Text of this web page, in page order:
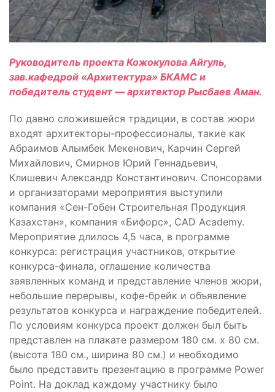
Руководитель проекта Кожокулова Айгуль,
зав.кафедрой «Архитектура» БКАМС и
победитель студент — архитектор Рысбаев Аман.
По давно сложившейся традиции, в состав жюри
входят архитекторы-профессионалы, такие как
Абраимов Алымбек Мекенович, Карчин Сергей
Михайлович, Смирнов Юрий Геннадьевич,
Клишевич Александр Константинович. Спонсорами
и организаторами мероприятия выступили
компания «Сен-Гобен Строительная Продукция
Казахстан», компания «Бифорс», CAD Academy.
Мероприятие длилось 4,5 часа, в программе
конкурса: регистрация участников, открытие
конкурса-финала, оглашение количества
заявленных команд и представление членов жюри,
небольшие перерывы, кофе-брейк и объявление
результатов конкурса и награждение победителей.
По условиям конкурса проект должен был быть
представлен на плакате размером 180 см. х 80 см.
(высота 180 см., ширина 80 см.) и необходимо
было представить презентацию в программе Power
Point. На доклад каждому участнику было